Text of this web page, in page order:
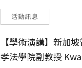
活動訊息
【學術演講】新加
孝法學院副教授